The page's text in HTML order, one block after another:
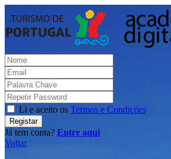
Li e aceito os Termos e Condições
Registar
Já tem conta? Entre aqui
Voltar